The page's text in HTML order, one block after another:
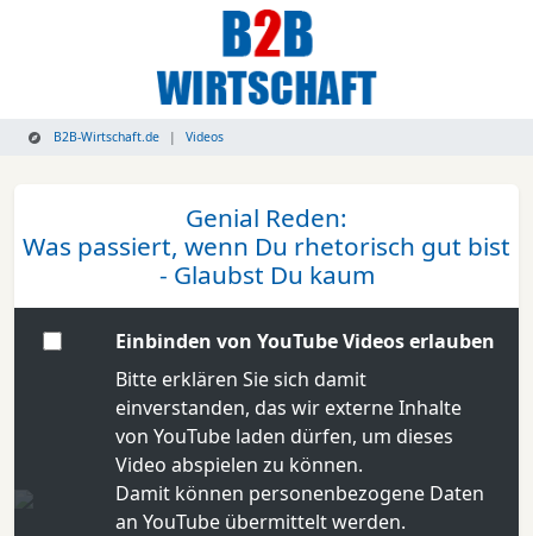
B2B-Wirtschaft.de Videos
Genial Reden:
Was passiert, wenn Du rhetorisch gut bist
- Glaubst Du kaum
Einbinden von YouTube Videos erlauben
Bitte erklären Sie sich damit
einverstanden, das wir externe Inhalte
von YouTube laden dürfen, um dieses
Video abspielen zu können.
Damit können personenbezogene Daten
an YouTube übermittelt werden.